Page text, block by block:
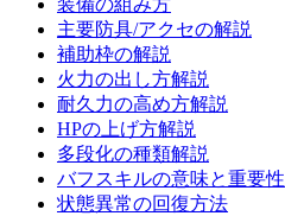
装備の組み方
主要防具/アクセの解説
補助枠の解説
火力の出し方解説
耐久力の高め方解説
HPの上げ方解説
多段化の種類解説
バフスキルの意味と重要性
状態異常の回復方法